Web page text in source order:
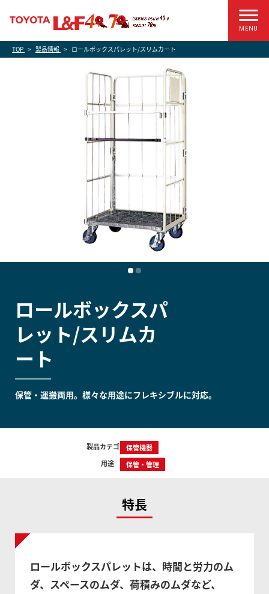
MENU
TOP 製品情報 ロールボックスパレット/スリムカート
ロールボックスパ
レット/スリムカ
ート
保管・運搬両用。様々な用途にフレキシブルに対応。
製品カテゴリー保管機器
用途
保管・管理
特長
ロールボックスパレットは、時間と労力のム
ダ、スペースのムダ、荷積みのムダなど、